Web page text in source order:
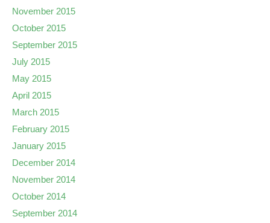
November 2015
October 2015
September 2015
July 2015
May 2015
April 2015
March 2015
February 2015
January 2015
December 2014
November 2014
October 2014
September 2014